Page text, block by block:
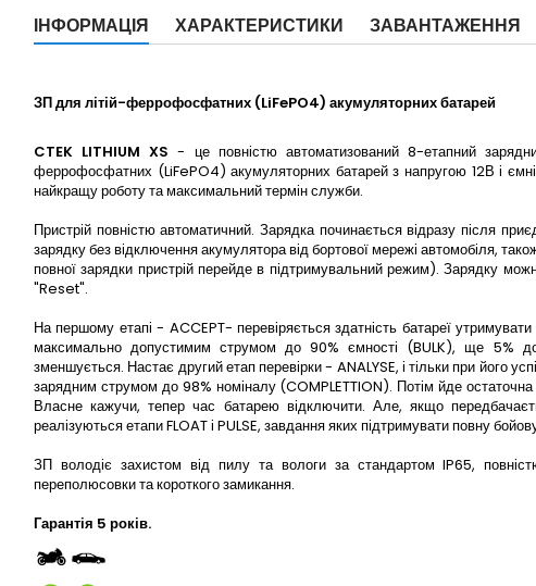
ІНФОРМАЦІЯ ХАРАКТЕРИСТИКИ ЗАВАНТАЖЕННЯ
ЗП для літій-феррофосфатних (LiFePO4) акумуляторних батарей
CTEK LITHIUM XS - це повністю автоматизований 8-етапний
феррофосфатних (LiFePO4) акумуляторних батарей з напругою 12В і
найкращу роботу та максимальний термін служби.
Пристрій повністю автоматичний. Зарядка починається відразу після
зарядку без відключення акумулятора від бортової мережі автомобіля,
повної зарядки пристрій перейде в підтримувальний режим). Зарядку
"Reset".
На першому етапі - ACCEPT- перевіряється здатність батареї
максимально допустимим струмом до 90% ємності (BULK), ще 5%
зменшується. Настає другий етап перевірки - ANALYSE, і тільки при його
зарядним струмом до 98% номіналу (COMPLETTION). Потім йде
Власне кажучи, тепер час батарею відключити. Але, якщо
реалізуються етапи FLOAT і PULSE, завдання яких підтримувати повну
ЗП володіє захистом від пилу та вологи за стандартом IP65,
переполюсовки та короткого замикання.
Гарантія 5 років.